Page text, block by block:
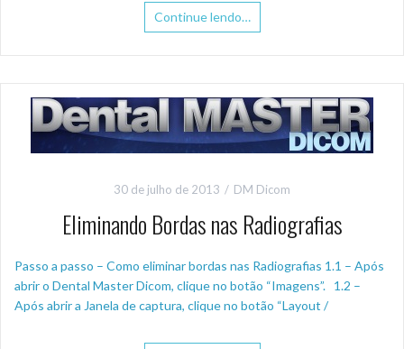
Continue lendo…
30 de julho de 2013 DM Dicom
Eliminando Bordas nas Radiografias
Passo a passo – Como eliminar bordas nas Radiografias 1.1 – Após
abrir o Dental Master Dicom, clique no botão “Imagens”. 1.2 –
Após abrir a Janela de captura, clique no botão “Layout /